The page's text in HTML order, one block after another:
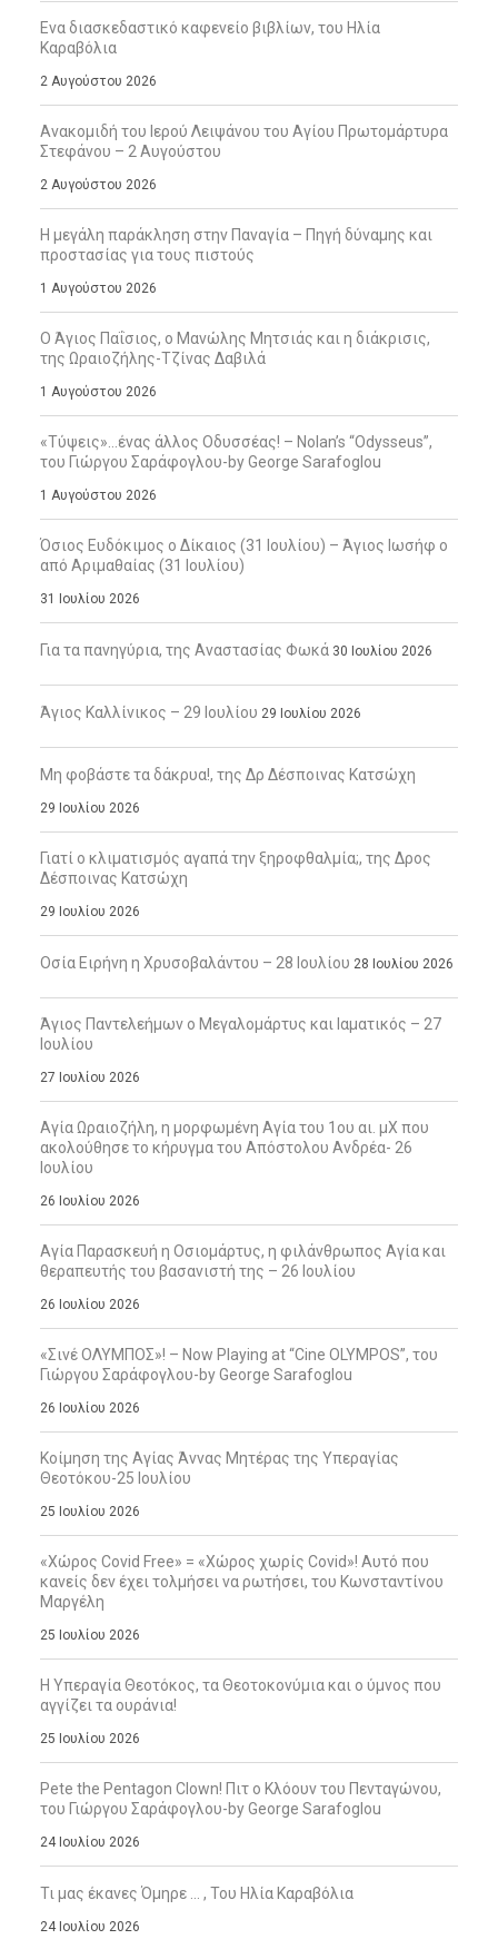
Ενα διασκεδαστικό καφενείο βιβλίων, του Ηλία
Καραβόλια
2 Αυγούστου 2026
Ανακομιδή του Ιερού Λειψάνου του Αγίου Πρωτομάρτυρα
Στεφάνου – 2 Αυγούστου
2 Αυγούστου 2026
Η μεγάλη παράκληση στην Παναγία – Πηγή δύναμης και
προστασίας για τους πιστούς
1 Αυγούστου 2026
Ο Άγιος Παΐσιος, ο Μανώλης Μητσιάς και η διάκρισις,
της Ωραιοζήλης-Τζίνας Δαβιλά
1 Αυγούστου 2026
«Τύψεις»…ένας άλλος Οδυσσέας! – Nolan’s “Odysseus”,
του Γιώργου Σαράφογλου-by George Sarafoglou
1 Αυγούστου 2026
Όσιος Ευδόκιμος ο Δίκαιος (31 Ιουλίου) – Άγιος Ιωσήφ ο
από Αριμαθαίας (31 Ιουλίου)
31 Ιουλίου 2026
Για τα πανηγύρια, της Αναστασίας Φωκά 30 Ιουλίου 2026
Άγιος Καλλίνικος – 29 Ιουλίου 29 Ιουλίου 2026
Μη φοβάστε τα δάκρυα!, της Δρ Δέσποινας Κατσώχη
29 Ιουλίου 2026
Γιατί ο κλιματισμός αγαπά την ξηροφθαλμία;, της Δρος
Δέσποινας Κατσώχη
29 Ιουλίου 2026
Οσία Ειρήνη η Χρυσοβαλάντου – 28 Ιουλίου 28 Ιουλίου 2026
Άγιος Παντελεήμων ο Μεγαλομάρτυς και Ιαματικός – 27
Ιουλίου
27 Ιουλίου 2026
Αγία Ωραιοζήλη, η μορφωμένη Αγία του 1ου αι. μΧ που
ακολούθησε το κήρυγμα του Απόστολου Ανδρέα- 26
Ιουλίου
26 Ιουλίου 2026
Αγία Παρασκευή η Οσιομάρτυς, η φιλάνθρωπος Αγία και
θεραπευτής του βασανιστή της – 26 Ιουλίου
26 Ιουλίου 2026
«Σινέ ΟΛΥΜΠΟΣ»! – Now Playing at “Cine OLYMPOS”, του
Γιώργου Σαράφογλου-by George Sarafoglou
26 Ιουλίου 2026
Κοίμηση της Αγίας Άννας Μητέρας της Υπεραγίας
Θεοτόκου-25 Ιουλίου
25 Ιουλίου 2026
«Χώρος Covid Free» = «Χώρος χωρίς Covid»! Αυτό που
κανείς δεν έχει τολμήσει να ρωτήσει, του Κωνσταντίνου
Μαργέλη
25 Ιουλίου 2026
Η Υπεραγία Θεοτόκος, τα Θεοτοκονύμια και ο ύμνος που
αγγίζει τα ουράνια!
25 Ιουλίου 2026
Pete the Pentagon Clown! Πιτ ο Κλόουν του Πενταγώνου,
του Γιώργου Σαράφογλου-by George Sarafoglou
24 Ιουλίου 2026
Τι μας έκανες Όμηρε … , Του Ηλία Καραβόλια
24 Ιουλίου 2026